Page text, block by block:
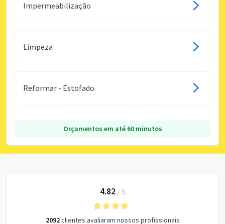
Impermeabilização
Limpeza
Reformar - Estofado
Orçamentos em até 60 minutos
4.82/ 5
2092clientes avaliaram nossos profissionais